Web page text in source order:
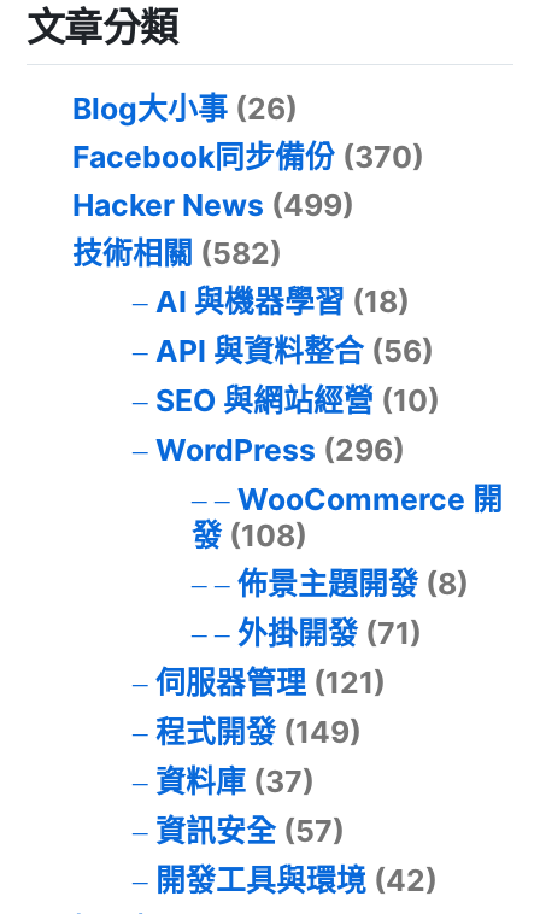
文章分類
Blog大小事 (26)
Facebook同步備份 (370)
Hacker News (499)
技術相關 (582)
AI 與機器學習 (18)
API 與資料整合(56)
SEO 與網站經營 (10)
WordPress (296)
WooCommerce 開
發(108)
佈景主題開發(8)
外掛開發(71)
伺服器管理(121)
程式開發(149)
資料庫(37)
資訊安全(57)
開發工具與環境(42)